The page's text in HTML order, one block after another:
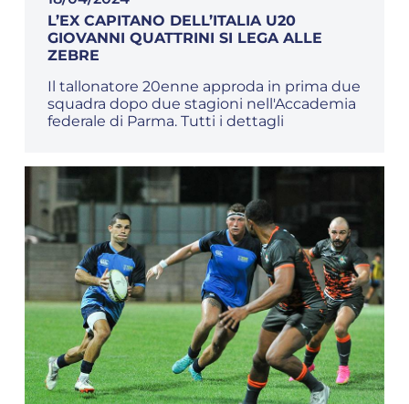
L’EX CAPITANO DELL’ITALIA U20
GIOVANNI QUATTRINI SI LEGA ALLE
ZEBRE
Il tallonatore 20enne approda in prima due
squadra dopo due stagioni nell'Accademia
federale di Parma. Tutti i dettagli